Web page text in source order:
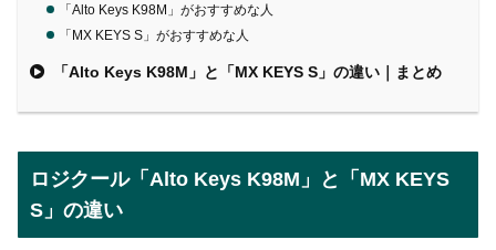
「Alto Keys K98M」がおすすめな人
「MX KEYS S」がおすすめな人
「Alto Keys K98M」と「MX KEYS S」の違い｜まとめ
ロジクール「Alto Keys K98M」と「MX KEYS
S」の違い